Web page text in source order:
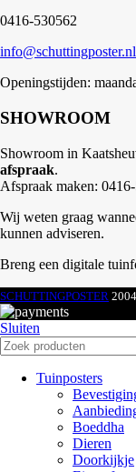
0416-530562
info@schuttingposter.nl
Openingstijden:
SHOWROOM
Showroom in
afspraak.
Afspraak maken:
Wij weten graag
kunnen adviseren.
Breng een digitale
SCHUTTINGPOSTER
Sluiten
Tuinposters
Boeddha
Dieren
Doorkijkje